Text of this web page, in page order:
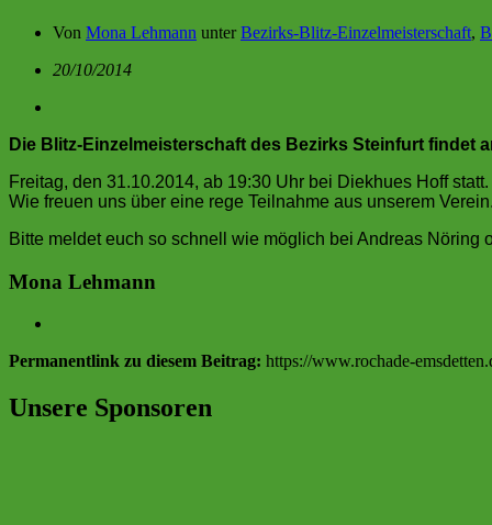
Von Mona Lehmann unterBezirks-Blitz-Einzelmeisterschaft,
20/10/2014
Die Blitz-Einzelmeisterschaft des Bezirks Steinfurt findet
Freitag, den 31.10.2014, ab 19:30 Uhr bei Diekhues Hoff statt.
Wie freuen uns über eine rege Teilnahme aus unserem
Bitte meldet euch so schnell wie möglich bei Andreas Nöring
Mona Lehmann
Permanentlink zu diesem Beitrag: https://www.rochade-
Unsere Sponsoren